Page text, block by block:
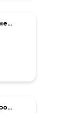
Ремонт сканеров
Ремонт ксероксов